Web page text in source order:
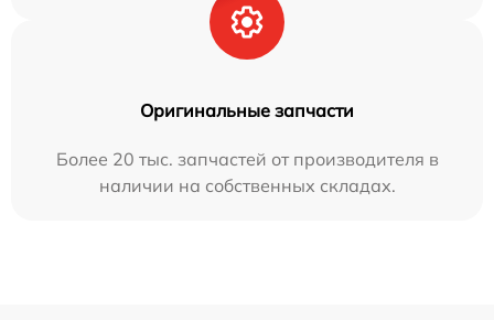
Оригинальные запчасти
Более 20 тыс. запчастей от производителя в
наличии на собственных складах.